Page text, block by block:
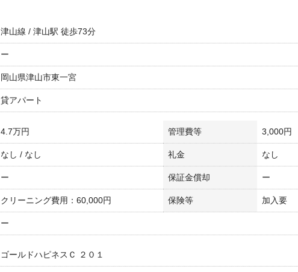
津山線 / 津山駅 徒歩73分
ー
岡山県津山市東一宮
貸アパート
4.7万円 管理費等 3,000円
なし / なし 礼金 なし
ー 保証金償却 ー
クリーニング費用：60,000円 保険等 加入要
ー
ゴールドハピネスＣ ２０１